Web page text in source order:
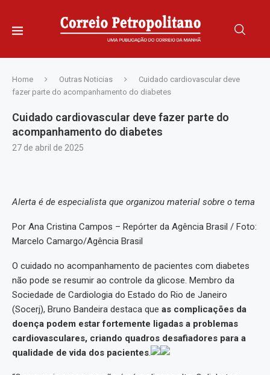
Home Outras Noticias
Cuidado cardiovascular deve
fazer parte do acompanhamento do diabetes
Cuidado cardiovascular deve fazer parte do
acompanhamento do diabetes
27 de abril de 2025
Alerta é de especialista que organizou material sobre o tema
Por Ana Cristina Campos – Repórter da Agência Brasil / Foto:
Marcelo Camargo/Agência Brasil
O cuidado no acompanhamento de pacientes com diabetes
não pode se resumir ao controle da glicose. Membro da
Sociedade de Cardiologia do Estado do Rio de Janeiro
(Socerj), Bruno Bandeira destaca que as complicações da
doença podem estar fortemente ligadas a problemas
cardiovasculares, criando quadros desafiadores para a
qualidade de vida dos pacientes.